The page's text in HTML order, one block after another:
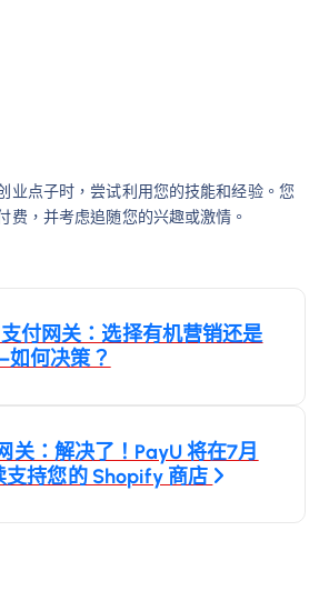
业点子时，尝试利用您的技能和经验。您
费，并考虑追随您的兴趣或激情。
付网关：选择有机营销还是
何决策？
关：解决了！PayU 将在7月
支持您的 Shopify 商店